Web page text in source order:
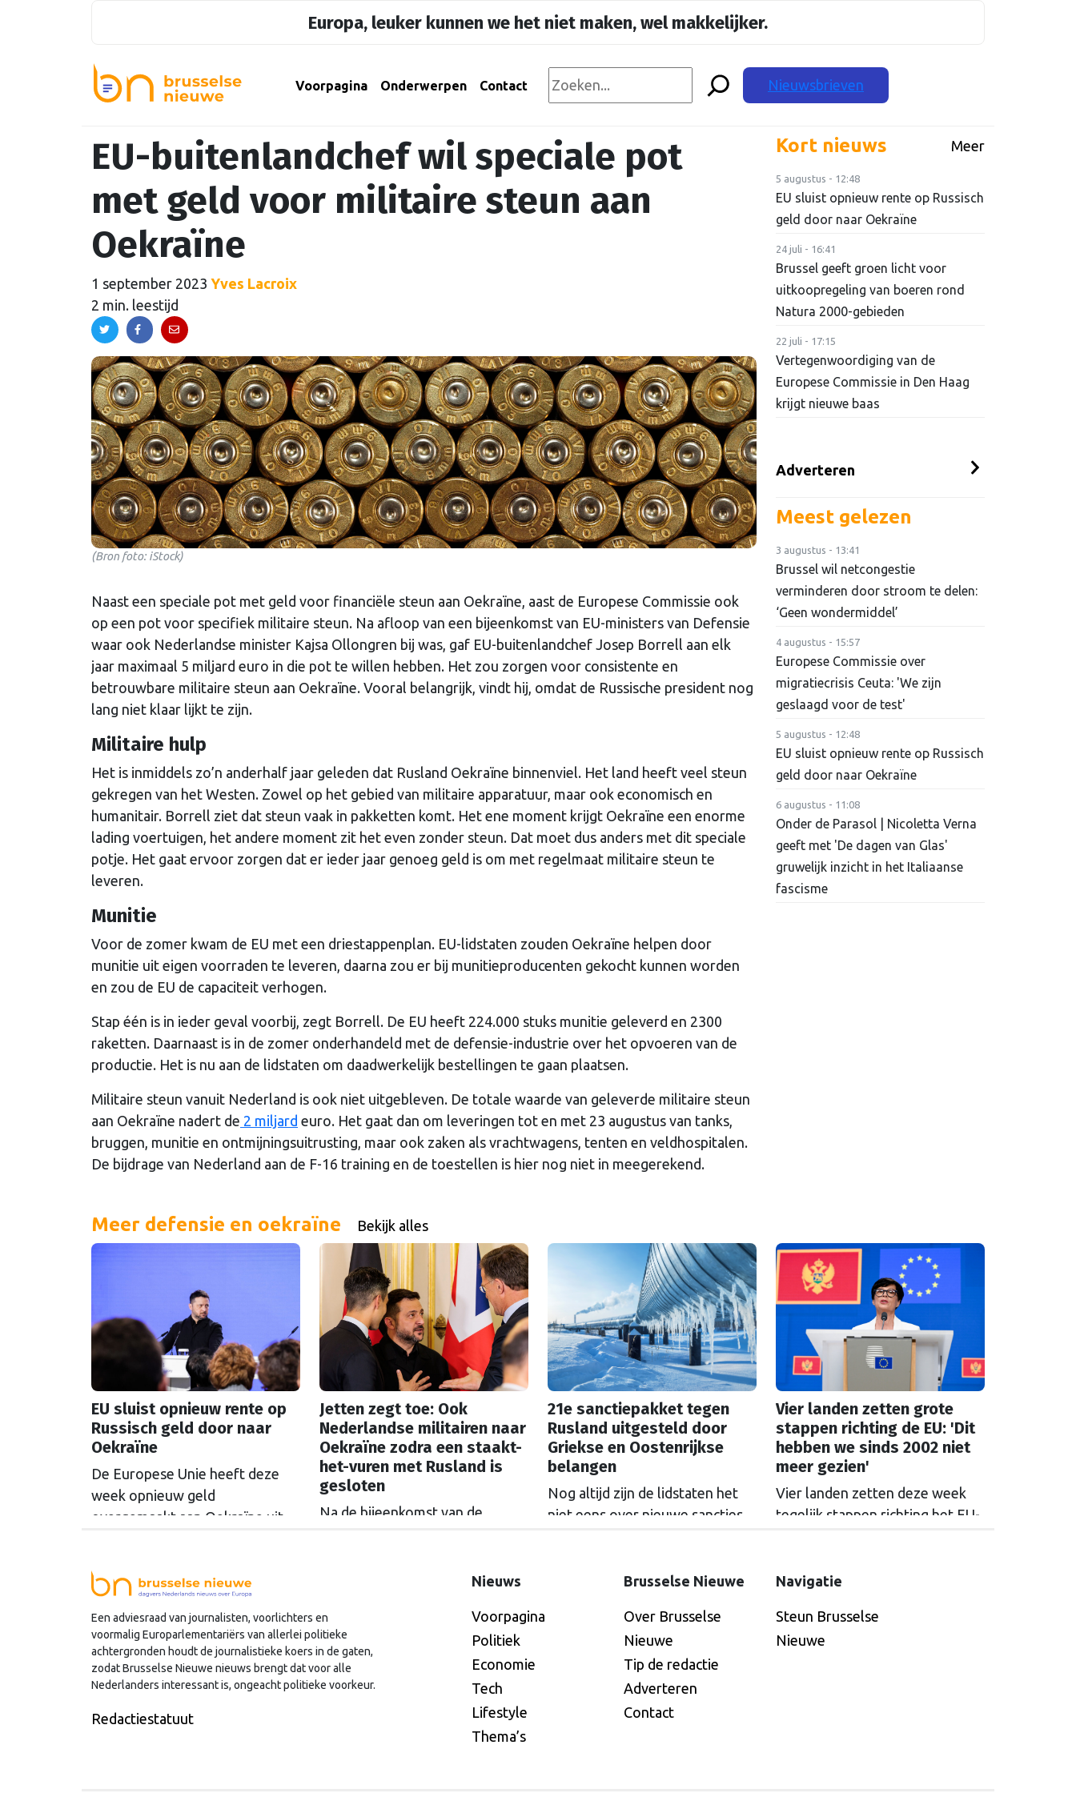
Europa, leuker kunnen we het niet maken, wel makkelijker.
Voorpagina Onderwerpen Contact Nieuwsbrieven
EU-buitenlandchef wil speciale pot
met geld voor militaire steun aan
Oekraïne
1 september 2023 Yves Lacroix
2 min. leestijd
(Bron foto: iStock)
Naast een speciale pot met geld voor financiële steun aan Oekraïne, aast de Europese Commissie ook
op een pot voor specifiek militaire steun. Na afloop van een bijeenkomst van EU-ministers van Defensie
waar ook Nederlandse minister Kajsa Ollongren bij was, gaf EU-buitenlandchef Josep Borrell aan elk
jaar maximaal 5 miljard euro in die pot te willen hebben. Het zou zorgen voor consistente en
betrouwbare militaire steun aan Oekraïne. Vooral belangrijk, vindt hij, omdat de Russische president nog
lang niet klaar lijkt te zijn.
Militaire hulp
Het is inmiddels zo’n anderhalf jaar geleden dat Rusland Oekraïne binnenviel. Het land heeft veel steun
gekregen van het Westen. Zowel op het gebied van militaire apparatuur, maar ook economisch en
humanitair. Borrell ziet dat steun vaak in pakketten komt. Het ene moment krijgt Oekraïne een enorme
lading voertuigen, het andere moment zit het even zonder steun. Dat moet dus anders met dit speciale
potje. Het gaat ervoor zorgen dat er ieder jaar genoeg geld is om met regelmaat militaire steun te
leveren.
Munitie
Voor de zomer kwam de EU met een driestappenplan. EU-lidstaten zouden Oekraïne helpen door
munitie uit eigen voorraden te leveren, daarna zou er bij munitieproducenten gekocht kunnen worden
en zou de EU de capaciteit verhogen.
Stap één is in ieder geval voorbij, zegt Borrell. De EU heeft 224.000 stuks munitie geleverd en 2300
raketten. Daarnaast is in de zomer onderhandeld met de defensie-industrie over het opvoeren van de
productie. Het is nu aan de lidstaten om daadwerkelijk bestellingen te gaan plaatsen.
Militaire steun vanuit Nederland is ook niet uitgebleven. De totale waarde van geleverde militaire steun
aan Oekraïne nadert de 2 miljard euro. Het gaat dan om leveringen tot en met 23 augustus van tanks,
bruggen, munitie en ontmijningsuitrusting, maar ook zaken als vrachtwagens, tenten en veldhospitalen.
De bijdrage van Nederland aan de F-16 training en de toestellen is hier nog niet in meegerekend.
Kort nieuws Meer
5 augustus - 12:48
EU sluist opnieuw rente op Russisch
geld door naar Oekraïne
24 juli - 16:41
Brussel geeft groen licht voor
uitkoopregeling van boeren rond
Natura 2000-gebieden
22 juli - 17:15
Vertegenwoordiging van de
Europese Commissie in Den Haag
krijgt nieuwe baas
Adverteren
Meest gelezen
3 augustus - 13:41
Brussel wil netcongestie
verminderen door stroom te delen:
‘Geen wondermiddel’
4 augustus - 15:57
Europese Commissie over
migratiecrisis Ceuta: 'We zijn
geslaagd voor de test'
5 augustus - 12:48
EU sluist opnieuw rente op Russisch
geld door naar Oekraïne
6 augustus - 11:08
Onder de Parasol | Nicoletta Verna
geeft met 'De dagen van Glas'
gruwelijk inzicht in het Italiaanse
fascisme
Meer defensie en oekraïne Bekijk alles
EU sluist opnieuw rente op
Russisch geld door naar
Oekraïne
De Europese Unie heeft deze
week opnieuw geld
overgemaakt aan Oekraïne uit
om 1,4 miljard euro. Dat is de
Russische Centrale Bank ooit bij
de Belgische bank Euroclear
parkeerde. De EU bevroor dat
geld na de Russische inval in
Oekraïne. Het …
Jetten zegt toe: Ook
Nederlandse militairen naar
Oekraïne zodra een staakt-
het-vuren met Rusland is
gesloten
Na de bijeenkomst van de
ook Nederland militairen naar
vrede is met Rusland. De
'Multinationale Strijdmacht', met
militairen uit meerdere landen,
moet zorgen dat Rusland niet
21e sanctiepakket tegen
Rusland uitgesteld door
Griekse en Oostenrijkse
belangen
Nog altijd zijn de lidstaten het
niet eens over nieuwe sancties
vooruitgeschoven, dat intussen
Vier landen zetten grote
stappen richting de EU: 'Dit
hebben we sinds 2002 niet
meer gezien'
Vier landen zetten deze week
tegelijk stappen richting het EU-
Europa kan zomaar keren.
Een adviesraad van journalisten, voorlichters en
voormalig Europarlementariërs van allerlei politieke
achtergronden houdt de journalistieke koers in de gaten,
zodat Brusselse Nieuwe nieuws brengt dat voor alle
Nederlanders interessant is, ongeacht politieke voorkeur.
Redactiestatuut
Nieuws
Voorpagina
Politiek
Economie
Tech
Lifestyle
Thema’s
Brusselse Nieuwe
Over Brusselse
Nieuwe
Tip de redactie
Adverteren
Contact
Navigatie
Steun Brusselse
Nieuwe